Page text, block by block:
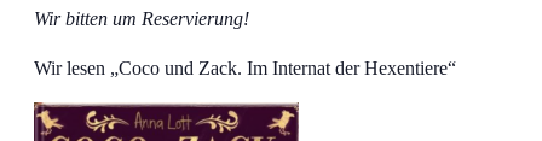
Wir bitten um Reservierung!
Wir lesen „Coco und Zack. Im Internat der Hexentiere“